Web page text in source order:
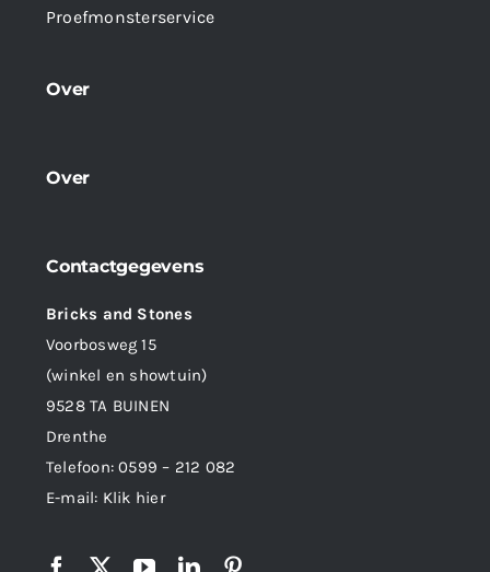
Proefmonsterservice
Over
Over
Contactgegevens
Bricks and Stones
Voorbosweg 15
(winkel en showtuin)
9528 TA BUINEN
Drenthe
Telefoon:0599 – 212 082
E-mail: Klik hier